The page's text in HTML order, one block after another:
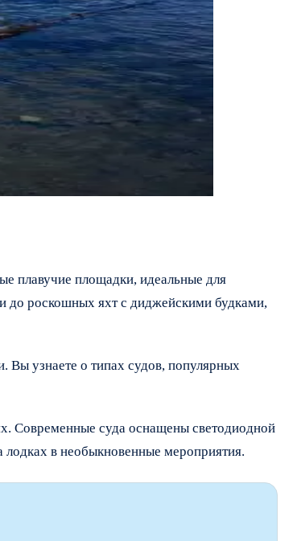
плавучие площадки, идеальные для
до роскошных яхт с диджейскими будками,
Вы узнаете о типах судов, популярных
Современные суда оснащены светодиодной
в необыкновенные мероприятия.